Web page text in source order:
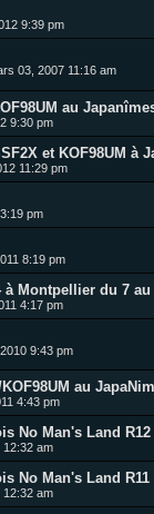
9:39 pm
03, 2007 11:16 am
au
9:30 pm
et KOF98UM à
11:29 pm
pm
8:19 pm
Montpellier du 7 au
4:17 pm
9:43 pm
au
4:43 pm
No Man's Land
12:32 am
No Man's Land
12:32 am